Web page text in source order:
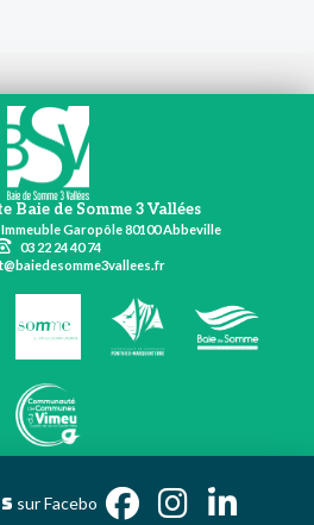
Baie de Somme 3 Vallées
Garopôle 80100 Abbeville
03 22 24 40 74
sur Fac